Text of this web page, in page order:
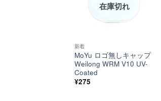
在庫切れ
新着
MoYu ロゴ無しキャップ
Weilong WRM V10 UV-
Coated
¥275